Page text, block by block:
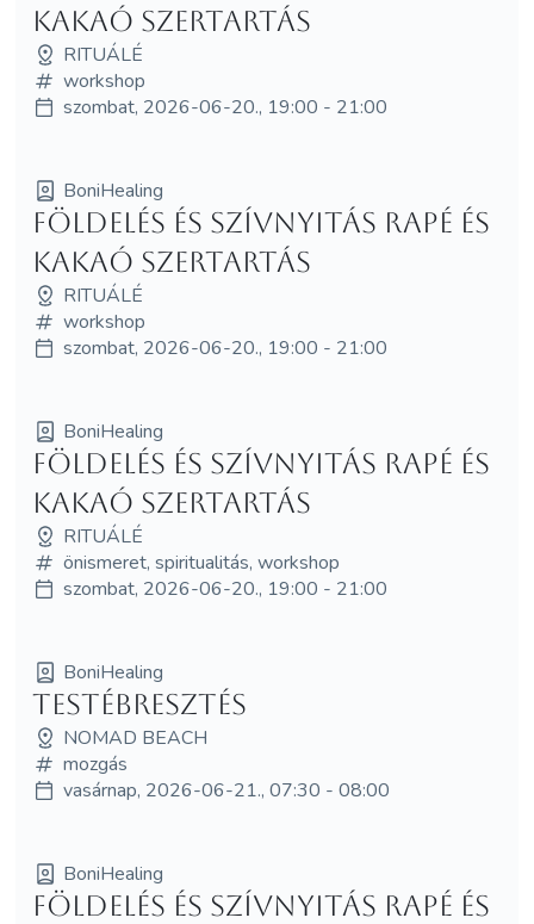
Kakaó Szertartás
RITUÁLÉ
workshop
szombat, 2026-06-20., 19:00 - 21:00
BoniHealing
Földelés és Szívnyitás Rapé és
Kakaó Szertartás
RITUÁLÉ
workshop
szombat, 2026-06-20., 19:00 - 21:00
BoniHealing
Földelés és Szívnyitás Rapé és
Kakaó Szertartás
RITUÁLÉ
önismeret, spiritualitás, workshop
szombat, 2026-06-20., 19:00 - 21:00
BoniHealing
Testébresztés
NOMAD BEACH
mozgás
vasárnap, 2026-06-21., 07:30 - 08:00
BoniHealing
Földelés és Szívnyitás Rapé és